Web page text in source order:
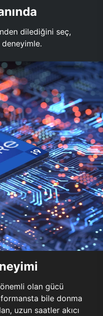
dilediğini seç,
deneyimle.
olan gücü
bile donma
uzun saatler akıcı